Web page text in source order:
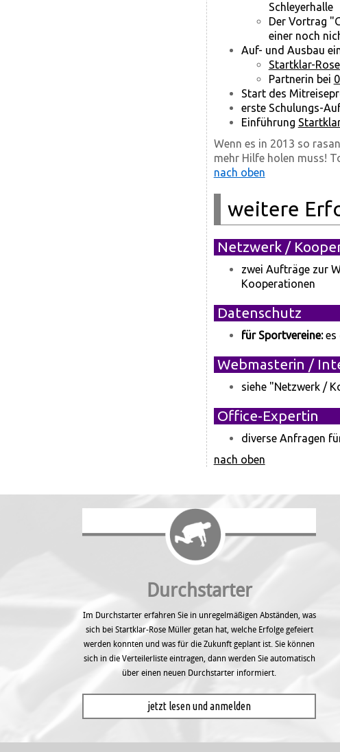
Schleyerhalle
Der Vortrag
einer noch
Auf- und Ausbau
Startklar-
Partnerin bei
Start des
erste Schulungs-
Einführung
Wenn es in 2013 so
mehr Hilfe holen muss!
nach oben
weitere
Netzwerk /
zwei Aufträge zur
Kooperationen
Datenschutz
für Sportvereine:es
Webmasterin /
siehe "Netzwerk /
Office-Expertin
diverse Anfragen
nach oben
Durchstarter
Im Durchstarter erfahren Sie in unregel­mäßigen Abständen, was
sich bei Startklar-Rose Müller getan hat, welche Erfolge gefeiert
werden konnten und was für die Zukunft geplant ist. Sie können
sich in die Verteilerliste eintragen, dann werden Sie automatisch
über einen neuen Durchstarter informiert.
jetzt lesen und anmelden